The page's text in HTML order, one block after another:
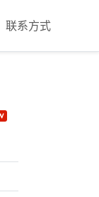
联系方式